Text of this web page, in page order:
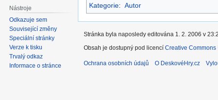
Kategorie: Autor
Nástroje
Odkazuje sem
Související změny
Speciální stránky
Verze k tisku
Trvalý odkaz
Informace o stránce
Stránka byla naposledy editována 1. 2. 2006 v
Obsah je dostupný pod licencí Creative
Ochrana osobních údajů O DeskovéHry.cz